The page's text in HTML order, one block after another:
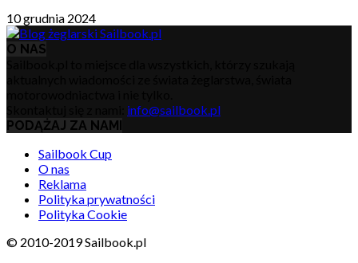
10 grudnia 2024
O NAS
info@sailbook.pl
PODĄŻAJ ZA NAMI
Sailbook Cup
O nas
Reklama
Polityka prywatności
Polityka Cookie
© 2010-2019 Sailbook.pl